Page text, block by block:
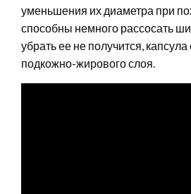
уменьшения их диаметра при
способны немного рассосать
убрать ее не получится, капсула
подкожно-жирового слоя.